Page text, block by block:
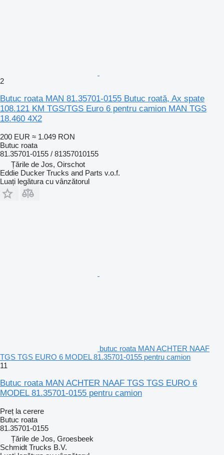
2
Butuc roata MAN 81.35701-0155 Butuc roată, Ax spate
108.121 KM TGS/TGS Euro 6 pentru camion MAN TGS
18.460 4X2
200 EUR ≈ 1.049 RON
Butuc roata
81.35701-0155 / 81357010155
Țările de Jos, Oirschot
Eddie Ducker Trucks and Parts v.o.f.
Luați legătura cu vânzătorul
butuc roata MAN ACHTER NAAF
TGS TGS EURO 6 MODEL 81.35701-0155 pentru camion
11
Butuc roata MAN ACHTER NAAF TGS TGS EURO 6
MODEL 81.35701-0155 pentru camion
Preț la cerere
Butuc roata
81.35701-0155
Țările de Jos, Groesbeek
Schmidt Trucks B.V.